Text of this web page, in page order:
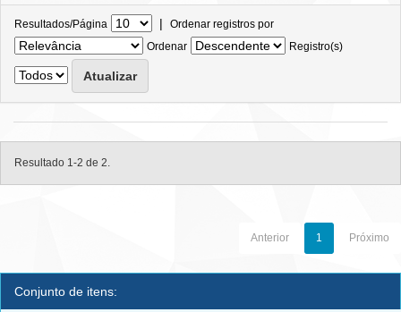
Resultados/Página | Ordenar registros por
Ordenar
Registro(s)
Resultado 1-2 de 2.
Anterior 1 Próximo
Conjunto de itens: